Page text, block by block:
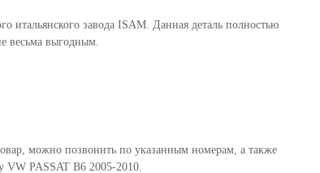
завода ISAM. Данная деталь полностью
весьма выгодным.
можно позвонить по указанным номерам, а также
VW PASSAT B6 2005-2010.